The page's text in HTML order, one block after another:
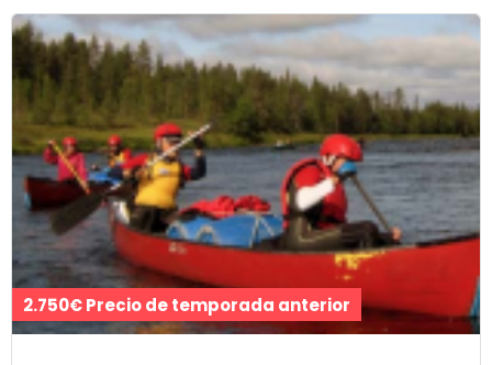
2.750€ Precio de temporada anterior